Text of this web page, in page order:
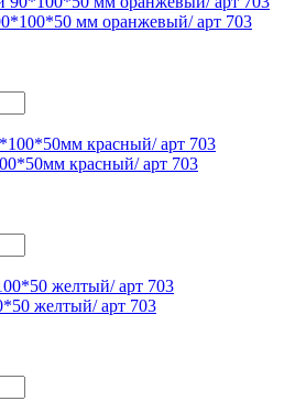
мм оранжевый/ арт 703
красный/ арт 703
желтый/ арт 703